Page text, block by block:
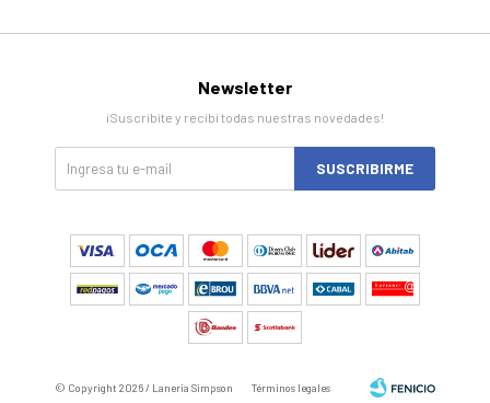
Newsletter
¡Suscribite y recibí todas nuestras novedades!
SUSCRIBIRME
© Copyright 2026 / Laneria Simpson Términos legales